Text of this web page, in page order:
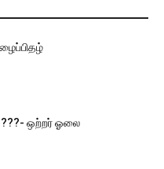
ஒற்றர் ஓலை